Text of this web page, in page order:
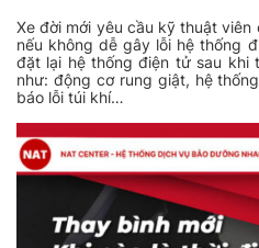
Xe đời mới yêu cầu kỹ thuật
nếu không dễ gây lỗi hệ thống
đặt lại hệ thống điện tử sau khi
như: động cơ rung giật, hệ
báo lỗi túi khí…